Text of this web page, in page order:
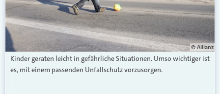
© Allianz
Kinder geraten leicht in gefährliche Situationen. Umso wichtiger ist
es, mit einem passenden Unfallschutz vorzusorgen.